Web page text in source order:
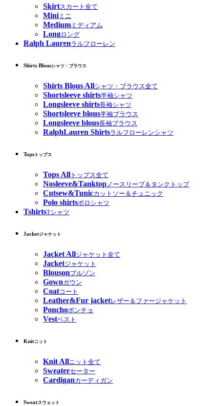
Skirtスカート全て
Miniミニ
Medium ミディアム
Longロング
Ralph Laurenラルフローレン
Shirts Blousシャツ・ブラウス
Shirts Blous Allシャツ・ブラウス全て
Shortsleeve shirts半袖シャツ
Longsleeve shirts長袖シャツ
Shortsleeve blous半袖ブラウス
Longsleeve blous長袖ブラウス
RalphLauren Shirtsラルフローレンシャツ
Tops トップス
Tops All トップス全て
Nosleeve&Tanktopノースリーブ＆タンクトップ
Cutsew&Tunicカットソー＆チュニック
Polo shirtsポロシャツ
TshirtsTシャツ
Jacketジャケット
Jacket Allジャケット全て
Jacketジャケット
Blousonブルゾン
Gownガウン
Coatコート
Leather&Fur jacketレザー＆ファージャケット
Ponchoポンチョ
Vestベスト
Knitニット
Knit Allニット全て
Sweaterセーター
Cardiganカーディガン
Sweatスウェット